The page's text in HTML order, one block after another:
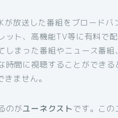
が放送した番組をブロード
ット、高機能TV等に有料で
しまった番組やニュース番
時間に視聴することができる
ません。
のがユーネクストです。この